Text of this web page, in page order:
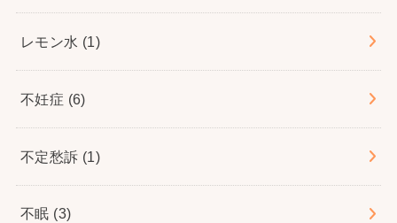
レモン水 (1)
不妊症 (6)
不定愁訴 (1)
不眠 (3)